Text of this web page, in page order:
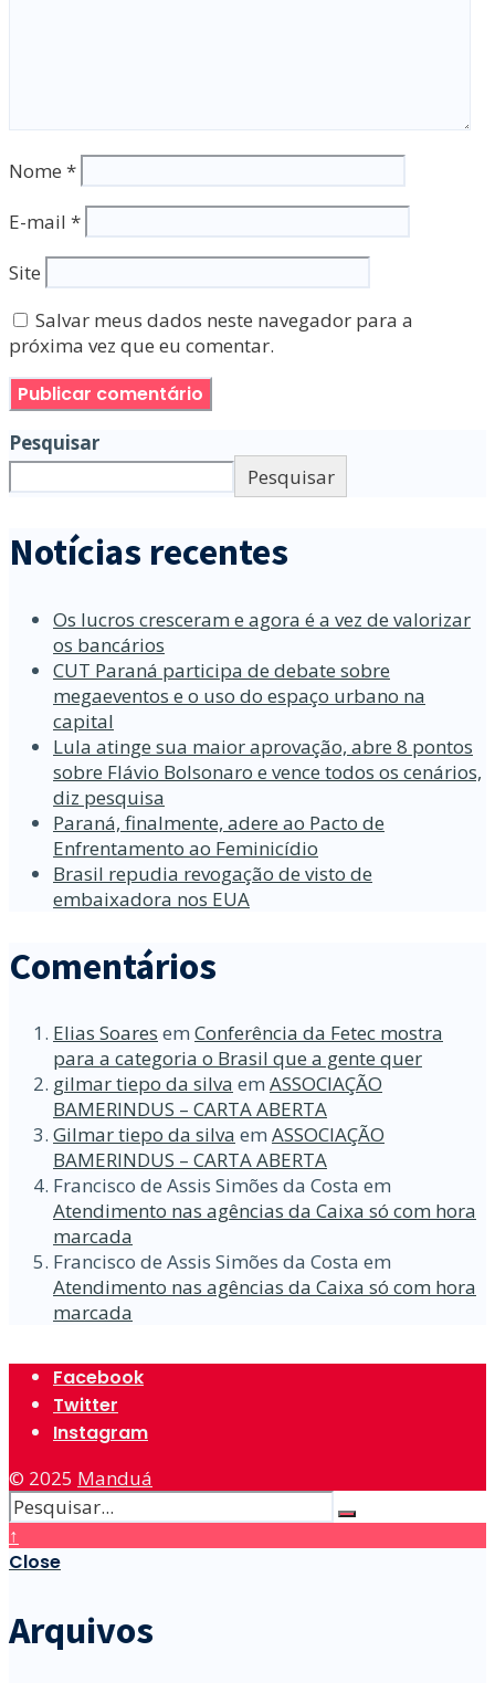
Nome *
E-mail *
Site
Salvar meus dados neste navegador para a
próxima vez que eu comentar.
Pesquisar
Pesquisar
Notícias recentes
Os lucros cresceram e agora é a vez de valorizar
os bancários
CUT Paraná participa de debate sobre
megaeventos e o uso do espaço urbano na
capital
Lula atinge sua maior aprovação, abre 8 pontos
sobre Flávio Bolsonaro e vence todos os cenários,
diz pesquisa
Paraná, finalmente, adere ao Pacto de
Enfrentamento ao Feminicídio
Brasil repudia revogação de visto de
embaixadora nos EUA
Comentários
Elias Soares em Conferência da Fetec mostra
para a categoria o Brasil que a gente quer
gilmar tiepo da silva em ASSOCIAÇÃO
BAMERINDUS – CARTA ABERTA
Gilmar tiepo da silva em ASSOCIAÇÃO
BAMERINDUS – CARTA ABERTA
Francisco de Assis Simões da Costa em
Atendimento nas agências da Caixa só com hora
marcada
Francisco de Assis Simões da Costa em
Atendimento nas agências da Caixa só com hora
marcada
Facebook
Twitter
Instagram
© 2025 Manduá
↑
Close
Arquivos